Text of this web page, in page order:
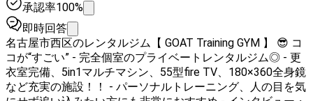
承認率100%
即時回答
名古屋市西区のレンタルジム【 GOAT Training GYM 】 😎 コ
コが“すごい” - 完全個室のプライベートレンタルジム◎ - 更
衣室完備、5in1マルチマシン、55型fire TV、180×360全身鏡
など充実の施設！！ - パーソナルトレーニング、人の目を気